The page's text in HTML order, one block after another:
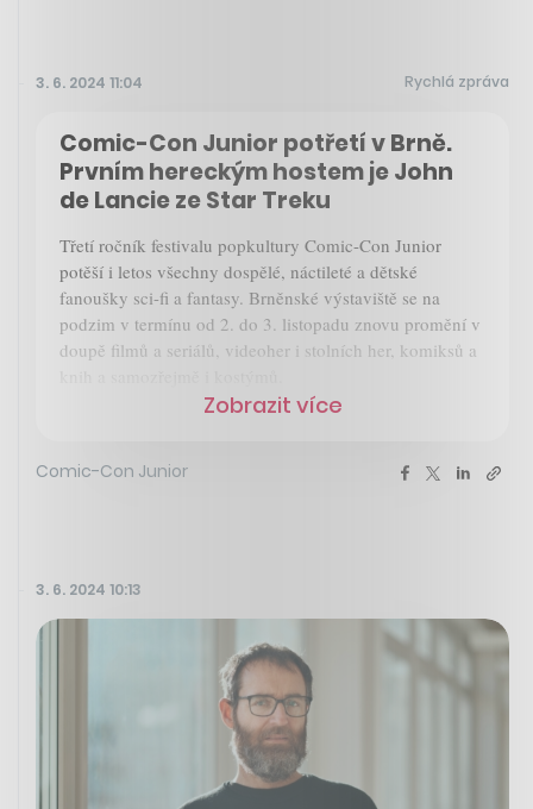
3. 6. 2024 11:04 Rychlá zpráva
Comic-Con Junior potřetí v Brně.
Prvním hereckým hostem je John
de Lancie ze Star Treku
Třetí ročník festivalu popkultury Comic-Con Junior
potěší i letos všechny dospělé, náctileté a dětské
fanoušky sci-fi a fantasy. Brněnské výstaviště se na
podzim v termínu od 2. do 3. listopadu znovu promění v
doupě filmů a seriálů, videoher i stolních her, komiksů a
Zobrazit více
Comic-Con Junior
3. 6. 2024 10:13